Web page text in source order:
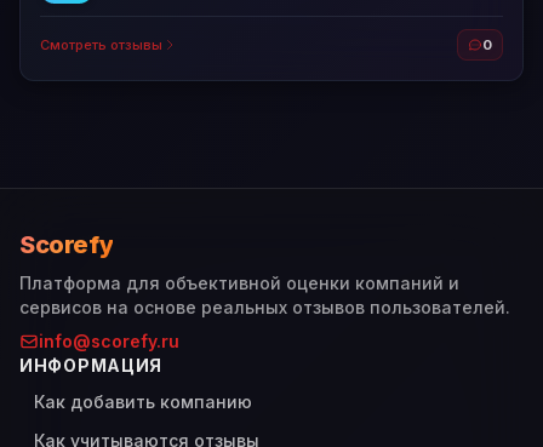
Смотреть отзывы 0
Scorefy
Платформа для объективной оценки компаний и
сервисов на основе реальных отзывов пользователей.
info@scorefy.ru
ИНФОРМАЦИЯ
Как добавить компанию
Как учитываются отзывы